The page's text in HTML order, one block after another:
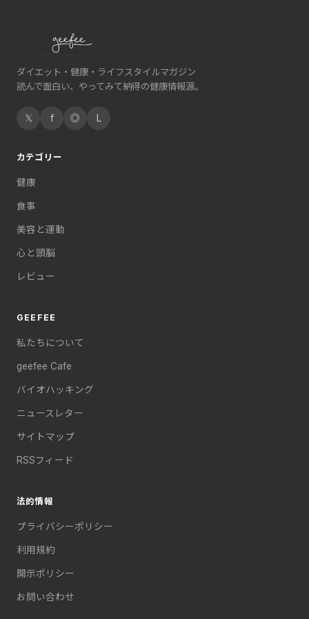
ダイエット・健康・ライフスタイルマガジン
読んで面白い、やってみて納得の健康情報源。
𝕏 f ◎ L
カテゴリー
健康
食事
美容と運動
心と頭脳
レビュー
GEEFEE
私たちについて
geefee Cafe
バイオハッキング
ニュースレター
サイトマップ
RSSフィード
法的情報
プライバシーポリシー
利用規約
開示ポリシー
お問い合わせ